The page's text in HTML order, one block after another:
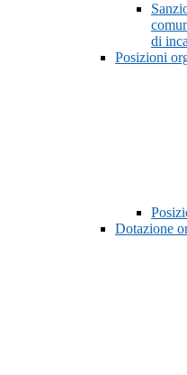
di
Posizioni
Dotazione